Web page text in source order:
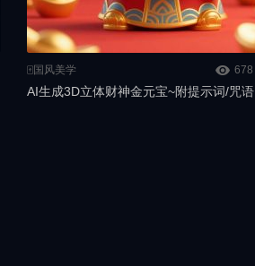
🀄️国风美学 678
AI生成3D立体财神金元宝~附提示词/咒语